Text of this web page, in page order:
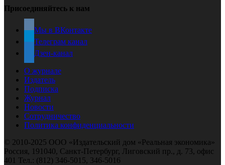
Присоединяйтесь к нам
Мы в ВКонтакте
Телеграм канал
Дзен-канал
О журнале
Издатель
Подписка
Журнал
Новости
Сотрудничество
Политика конфиденциальности
© 2010-2025 ООО «Издательский дом «Реальная экономика»
Россия, 191040, Санкт-Петербург, Лиговский пр., д. 73, офис
401 Тел.: (812) 346-5015, 346-5016